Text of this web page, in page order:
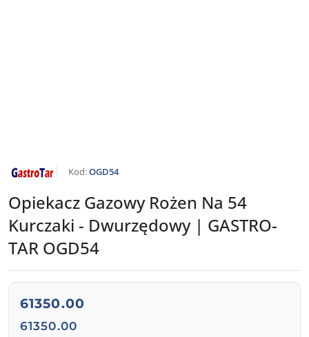
NAZWA
PRODUCENTA:
TAR
Kod:OGD54
Opiekacz Gazowy Rożen Na 54
Kurczaki - Dwurzędowy | GASTRO-
TAR OGD54
cena:
61350.00
Cena:
61350.00